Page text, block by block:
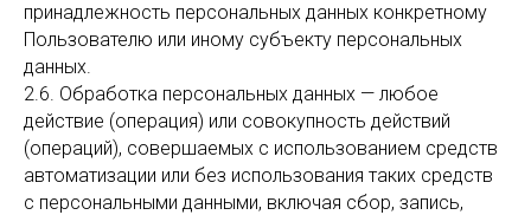
принадлежность персональных данных конкретному
Пользователю или иному субъекту персональных
данных.
2.6. Обработка персональных данных — любое
действие (операция) или совокупность действий
(операций), совершаемых с использованием средств
автоматизации или без использования таких средств
с персональными данными, включая сбор, запись,